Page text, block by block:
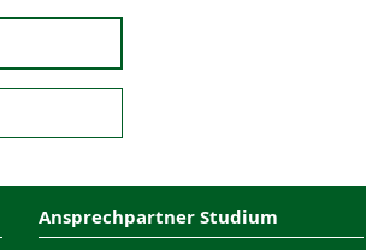
Ansprechpartner Studium